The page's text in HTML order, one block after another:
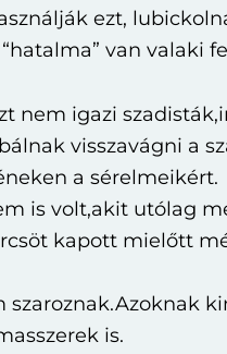
ezt,
van valaki
nem igazi
visszavágni a
a sérelmeikért.
is volt,akit utólag
kapott mielőtt
szaroznak.Azoknak
is.